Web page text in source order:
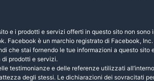
e i prodotti e servizi offerti in questo sito non
Facebook è un marchio registrato di Facebook, Inc.
che stai fornendo le tue informazioni a questo
di prodotti e servizi.
testimonianze e delle referenze utilizzati
degli stessi. Le dichiarazioni dei sovracitati